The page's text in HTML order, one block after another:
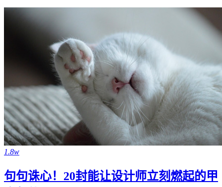
1.8w
句句诛心！20封能让设计师立刻燃起的甲